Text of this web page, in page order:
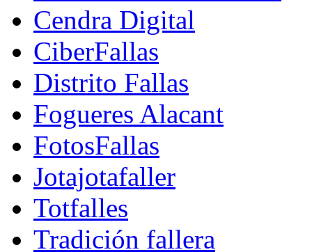
Cendra Digital
CiberFallas
Distrito Fallas
Fogueres Alacant
FotosFallas
Jotajotafaller
Totfalles
Tradición fallera